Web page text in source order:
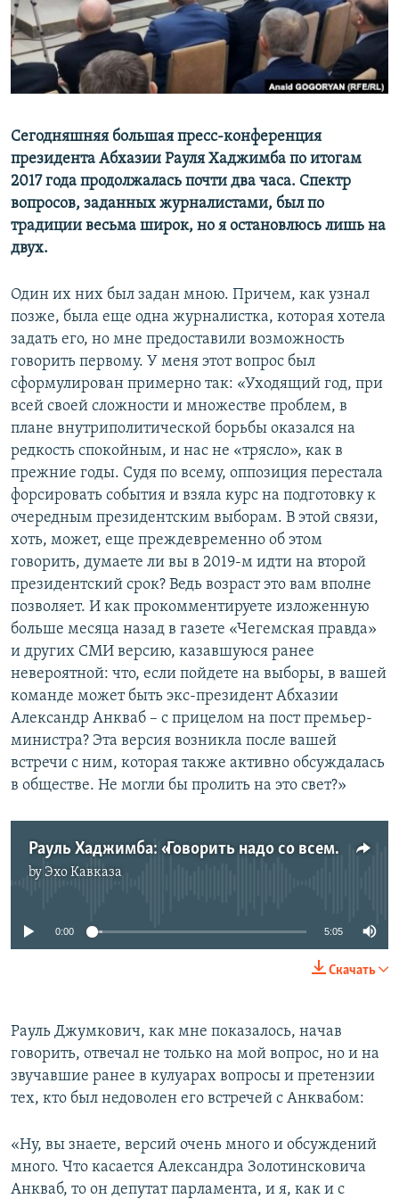
СПОРТ
МИР
БЛОГИ
ГОЛОСА
ЧИТАЕМ ПРЕССУ
АРХИВ РАДИОПРОГРАММЫ
Все сайты РСЕ/РС
Сегодняшняя большая пресс-конференция
президента Абхазии Рауля Хаджимба по итогам
2017 года продолжалась почти два часа. Спектр
вопросов, заданных журналистами, был по
традиции весьма широк, но я остановлюсь лишь на
двух.
Один их них был задан мною. Причем, как узнал
позже, была еще одна журналистка, которая хотела
задать его, но мне предоставили возможность
говорить первому. У меня этот вопрос был
сформулирован примерно так: «Уходящий год, при
всей своей сложности и множестве проблем, в
плане внутриполитической борьбы оказался на
редкость спокойным, и нас не «трясло», как в
прежние годы. Судя по всему, оппозиция перестала
форсировать события и взяла курс на подготовку к
очередным президентским выборам. В этой связи,
хоть, может, еще преждевременно об этом
говорить, думаете ли вы в 2019-м идти на второй
президентский срок? Ведь возраст это вам вполне
позволяет. И как прокомментируете изложенную
больше месяца назад в газете «Чегемская правда»
и других СМИ версию, казавшуюся ранее
невероятной: что, если пойдете на выборы, в вашей
команде может быть экс-президент Абхазии
Александр Анкваб – с прицелом на пост премьер-
министра? Эта версия возникла после вашей
встречи с ним, которая также активно обсуждалась
в обществе. Не могли бы пролить на это свет?»
Рауль Хаджимба: «Говорить надо со всеми»
by Эхо Кавказа
0:00 5:05
Скачать
Рауль Джумкович, как мне показалось, начав
говорить, отвечал не только на мой вопрос, но и на
звучавшие ранее в кулуарах вопросы и претензии
тех, кто был недоволен его встречей с Анквабом:
«Ну, вы знаете, версий очень много и обсуждений
много. Что касается Александра Золотинсковича
Анкваб, то он депутат парламента, и я, как и с